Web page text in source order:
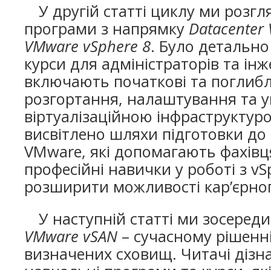
У другій статті циклу ми
програми з напрямку Datacenter
VMware vSphere 8. Було
курси для адміністраторів та
включають початкові та
розгортання, налаштування та
віртуалізаційною
висвітлено шляхи підготовки до
VMware, які допомагають
професійні навички у роботі з
розширити можливості
У наступній статті ми
VMware vSAN – сучасному
визначених сховищ. Читачі